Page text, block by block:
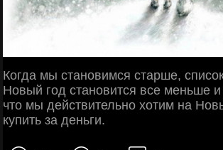
Когда мы становимся старше,
Новый год становится все меньше
что мы действительно хотим на
купить за деньги.